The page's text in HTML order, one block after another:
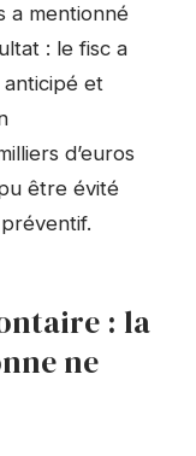
a mentionné
: le fisc a
anticipé et
d’euros
être évité
: la
ne